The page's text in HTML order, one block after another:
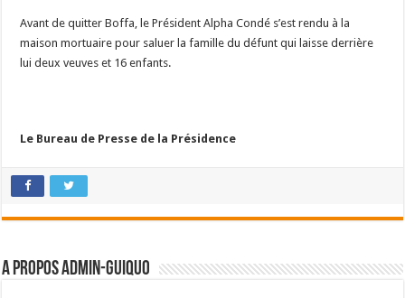
Avant de quitter Boffa, le Président Alpha Condé s’est rendu à la
maison mortuaire pour saluer la famille du défunt qui laisse derrière
lui deux veuves et 16 enfants.
Le Bureau de Presse de la Présidence
A propos admin-guiquo